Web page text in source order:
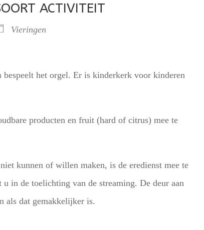
iCalendarACTIVITEIT
Vieringen
het orgel. Er is kinderkerk voor kinderen
producten en fruit (hard of citrus) mee te
kunnen of willen maken, is de eredienst mee te
in de toelichting van de streaming. De deur aan
als dat gemakkelijker is.